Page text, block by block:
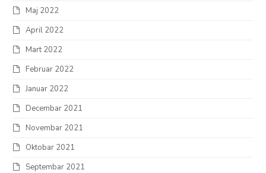
Maj 2022
April 2022
Mart 2022
Februar 2022
Januar 2022
Decembar 2021
Novembar 2021
Oktobar 2021
Septembar 2021